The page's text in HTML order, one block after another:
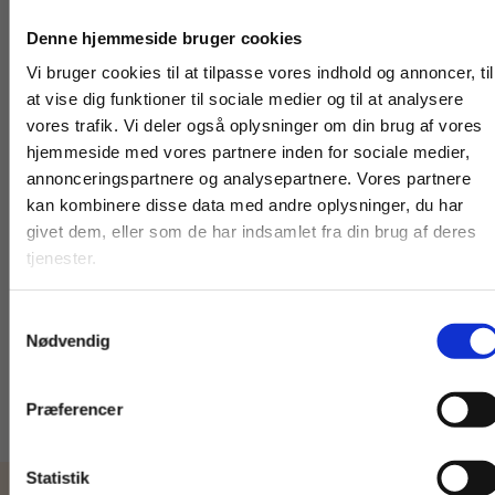
Denne hjemmeside bruger cookies
Vi bruger cookies til at tilpasse vores indhold og annoncer, til
at vise dig funktioner til sociale medier og til at analysere
vores trafik. Vi deler også oplysninger om din brug af vores
hjemmeside med vores partnere inden for sociale medier,
annonceringspartnere og analysepartnere. Vores partnere
kan kombinere disse data med andre oplysninger, du har
givet dem, eller som de har indsamlet fra din brug af deres
tjenester.
Nødvendig
Præferencer
Statistik
2 formater
Grammatik i brug - en udvidet
indføring i dansk grammatik
Fanny Slotorub
255,00 KR.
Bog
Fransk
Dorte Fristrup Hanne
Køb læremidler og find masterclasses mm.
Fortsæt som:
For privatkunder og
studerende. Du får
vist priser inkl.
For institutioner og
virksomheder. Du
får vist priser ekskl.